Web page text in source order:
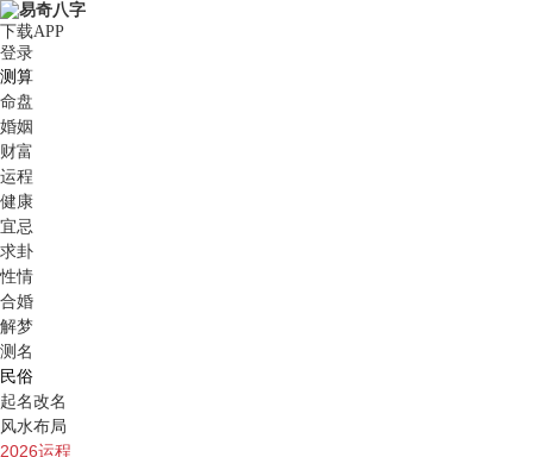
下载APP
登录
测算
命盘
婚姻
财富
运程
健康
宜忌
求卦
性情
合婚
解梦
测名
民俗
起名改名
风水布局
2026运程